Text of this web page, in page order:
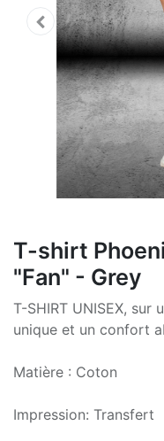
T-shirt
"Fan" - Grey
T-SHIRT UNISEX,
unique et un confort
Matière : Coton
Impression: Transfert